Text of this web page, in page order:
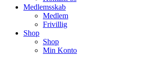
Medlemsskab
Medlem
Frivillig
Shop
Shop
Min Konto